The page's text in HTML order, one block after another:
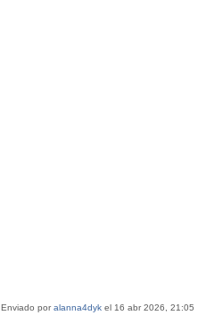
Enviado poralanna4dyk el 16 abr 2026, 21:05